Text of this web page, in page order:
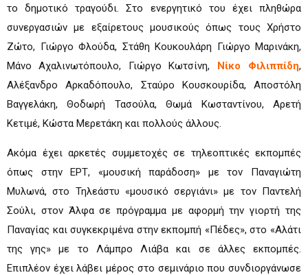
το δημοτικό τραγούδι. Στο ενεργητικό του έχει πληθώρα
συνεργασιών με εξαίρετους μουσικούς όπως τους Χρήστο
Ζώτο, Γιώργο Φλούδα, Στάθη Κουκουλάρη Γιώργο Μαρινάκη,
Μάνο Αχαλινωτόπουλο, Γιώργο Κωτσίνη, Νίκο Φιλιππίδη,
Αλέξανδρο Αρκαδόπουλο, Σταύρο Κουσκουρίδα, Αποστόλη
Βαγγελάκη, Θοδωρή Τασούλα, Θωμά Κωσταντίνου, Αρετή
Κετιμέ, Κώστα Μερετάκη και πολλούς άλλους.
Ακόμα έχει αρκετές συμμετοχές σε τηλεοπτικές εκπομπές
όπως στην ΕΡΤ, «μουσική παράδοση» με τον Παναγιώτη
Μυλωνά, στο Τηλεάστυ «μουσικό σεργιάνι» με τον Παντελή
Σούλι, στον Άλφα σε πρόγραμμα με αφορμή την γιορτή της
Παναγίας και συγκεκριμένα στην εκπομπή «Πέδες», στο «Αλάτι
της γης» με το Λάμπρο Λιάβα και σε άλλες εκπομπές.
Επιπλέον έχει λάβει μέρος στο σεμινάριο που συνδιοργάνωσε